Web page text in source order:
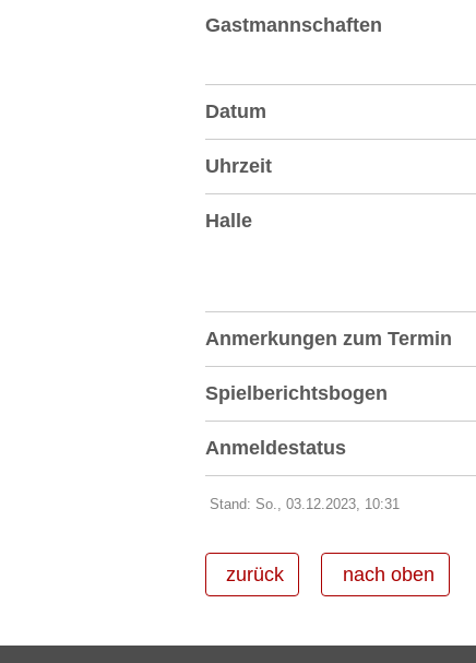
Gastmannschaften
Datum
Uhrzeit
Halle
Anmerkungen zum Termin
Spielberichtsbogen
Anmeldestatus
Stand: So., 03.12.2023, 10:31
zurück nach oben